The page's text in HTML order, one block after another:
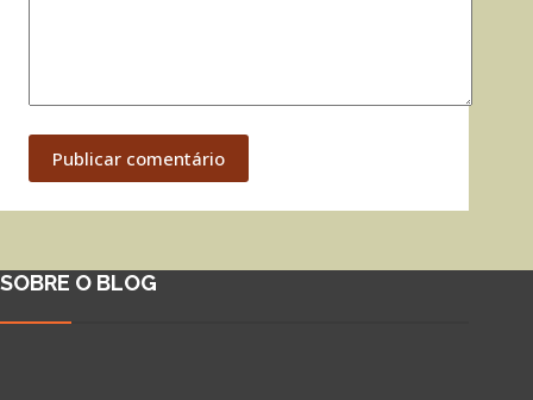
Publicar comentário
SOBRE O BLOG